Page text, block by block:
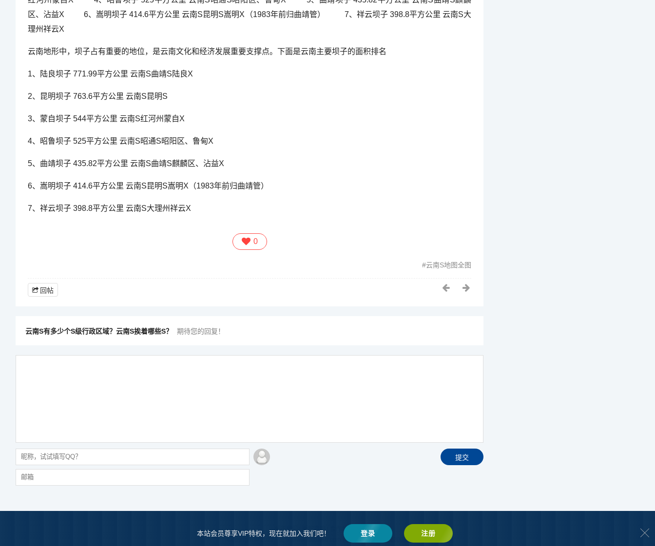
区、沾益X 6、嵩明坝子 414.6平方公里 云南S昆明S嵩明X（1983年前归曲靖管） 7、祥云坝子 398.8平方公里 云南S大
理州祥云X
云南地形中，坝子占有重要的地位，是云南文化和经济发展重要支撑点。下面是云南主要坝子的面积排名
1、陆良坝子 771.99平方公里 云南S曲靖S陆良X
2、昆明坝子 763.6平方公里 云南S昆明S
3、蒙自坝子 544平方公里 云南S红河州蒙自X
4、昭鲁坝子 525平方公里 云南S昭通S昭阳区、鲁甸X
5、曲靖坝子 435.82平方公里 云南S曲靖S麒麟区、沾益X
6、嵩明坝子 414.6平方公里 云南S昆明S嵩明X（1983年前归曲靖管）
7、祥云坝子 398.8平方公里 云南S大理州祥云X
0
云南S地图全图
回帖
云南S有多少个S级行政区域？云南S挨着哪些S？ 期待您的回复！
关于我们 | 版权声明| 合作共赢
网站地图
再百科 辽ICP备2022008634号-1
本站会员尊享VIP特权，现在就加入我们吧！ 登录 注册